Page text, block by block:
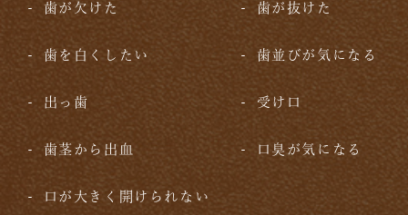
歯が欠けた 歯が抜けた
歯を白くしたい 歯並びが気になる
出っ歯 受け口
歯茎から出血 口臭が気になる
口が大きく開けられない